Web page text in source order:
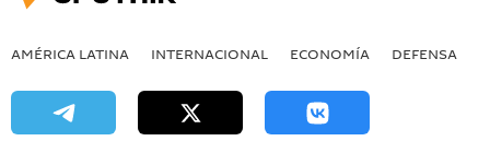
AMÉRICA LATINA INTERNACIONAL ECONOMÍA DEFENSA